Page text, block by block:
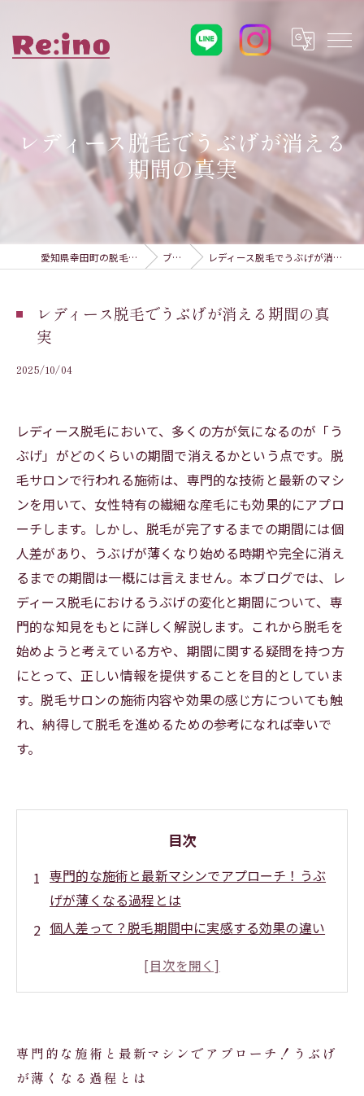
レディース脱毛でうぶげが消える
期間の真実
愛知県幸田町の脱毛ならRe:ino ブログ レディース脱毛でうぶげが消える期間の真実
レディース脱毛でうぶげが消える期間の真
実
2025/10/04
レディース脱毛において、多くの方が気になるのが「う
ぶげ」がどのくらいの期間で消えるかという点です。脱
毛サロンで行われる施術は、専門的な技術と最新のマシ
ンを用いて、女性特有の繊細な産毛にも効果的にアプロ
ーチします。しかし、脱毛が完了するまでの期間には個
人差があり、うぶげが薄くなり始める時期や完全に消え
るまでの期間は一概には言えません。本ブログでは、レ
ディース脱毛におけるうぶげの変化と期間について、専
門的な知見をもとに詳しく解説します。これから脱毛を
始めようと考えている方や、期間に関する疑問を持つ方
にとって、正しい情報を提供することを目的としていま
す。脱毛サロンの施術内容や効果の感じ方についても触
れ、納得して脱毛を進めるための参考になれば幸いで
す。
目次
専門的な施術と最新マシンでアプローチ！うぶ
げが薄くなる過程とは
個人差って？脱毛期間中に実感する効果の違い
完全にうぶげが消えるまでの道のり：どのくら
けるためのポイント
脱毛サロンで得られる安心感と効果の実感：お
専門的な施術と最新マシンでアプローチ！うぶげ
が薄くなる過程とは